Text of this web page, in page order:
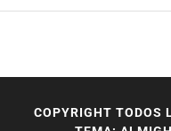
COPYRIGHT TODOS